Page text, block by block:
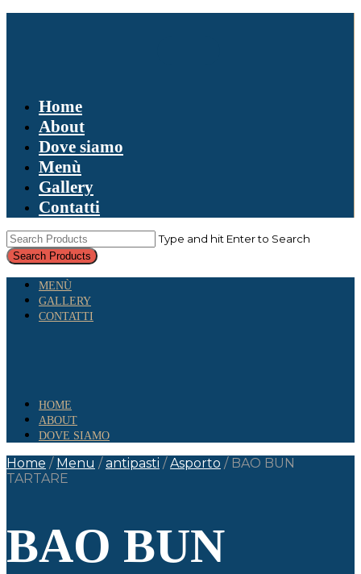
Home
About
Dove siamo
Menù
Gallery
Contatti
Type and hit Enter to Search
MENÙ
GALLERY
CONTATTI
HOME
ABOUT
DOVE SIAMO
Home / Menu / antipasti / Asporto / BAO BUN
TARTARE
BAO BUN